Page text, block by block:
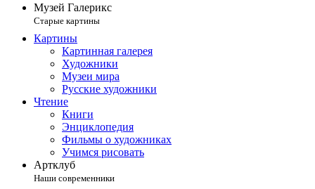
Музей Галерикс
Старые картины
Картины
Картинная галерея
Художники
Музеи мира
Русские художники
Чтение
Книги
Энциклопедия
Фильмы о художниках
Учимся рисовать
Артклуб
Наши современники